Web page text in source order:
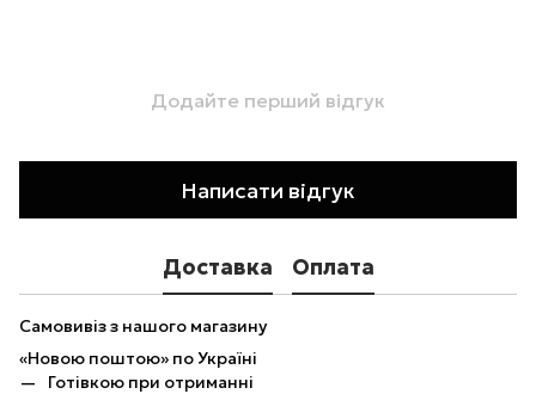
Додайте перший відгук
Написати відгук
Доставка Оплата
Самовивіз з нашого магазину
«Новою поштою» по Україні
Готівкою при отриманні